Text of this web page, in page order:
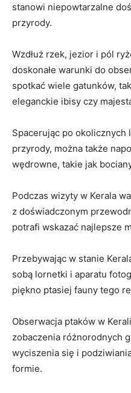
stanowi niepowtarzalne
przyrody.
Wzdłuż rzek, jezior i pól
doskonałe warunki do
spotkać wiele gatunków,
eleganckie ibisy czy
Spacerując po okolicznych
przyrody, można także
wędrowne, takie jak
Podczas wizyty w Kerala
z doświadczonym
potrafi wskazać najlepsze
Przebywając w stanie
sobą lornetki i aparatu
piękno ptasiej fauny tego
Obserwacja ptaków w
zobaczenia różnorodnych
wyciszenia się i
formie.